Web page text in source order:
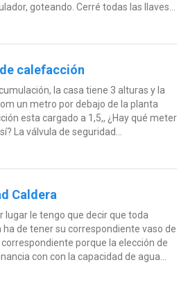
goteando. Cerré todas las llaves...
calefacción
la casa tiene 3 alturas y la
un metro por debajo de la planta
esta cargado a 1,5,, ¿Hay qué meter
La válvula de seguridad...
Caldera
lugar le tengo que decir que toda
de tener su correspondiente vaso de
porque la elección de
con con la capacidad de agua...